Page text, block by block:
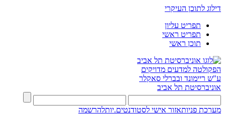
דילוג לתוכן העיקרי
תפריט עליון
תפריט ראשי
תוכן ראשי
הפקולטה למדעים מדויקים
ע"ש ריימונד ובברלי סאקלר
אוניברסיטת תל אביב
מערכת פניותאזור אישי לסטודנטים.יותלהרשמה